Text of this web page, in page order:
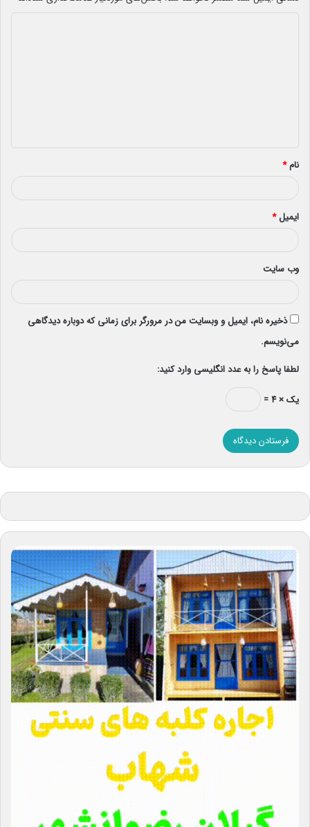
*
نام*
ایمیل*
وب‌ سایت
ذخیره نام، ایمیل و وبسایت من در مرورگر برای زمانی که دوباره دیدگاهی
می‌نویسم.
لطفا پاسخ را به عدد انگلیسی وارد کنید:
یک × ۴ =